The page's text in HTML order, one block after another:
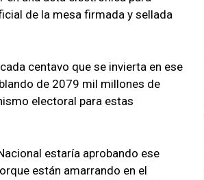
de la mesa firmada y sellada
centavo que se invierta en ese
de 2079 mil millones de
electoral para estas
estaría aprobando ese
están amarrando en el